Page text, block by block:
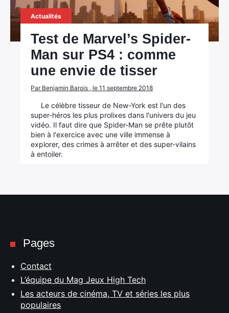
Actualités
Test de Marvel’s Spider-
Man sur PS4 : comme
une envie de tisser
Par Benjamin Barois , le 11 septembre 2018
Le célèbre tisseur de New-York est l'un des
super-héros les plus prolixes dans l'univers du jeu
vidéo. Il faut dire que Spider-Man se prête plutôt
bien à l'exercice avec une ville immense à
explorer, des crimes à arrêter et des super-vilains
à entoiler.
Pages
Contact
L’équipe du Mag Jeux High Tech
Les acteurs de cinéma, TV et séries les plus
populaires